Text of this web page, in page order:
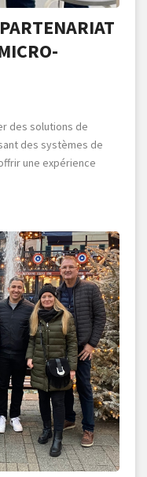
des solutions de
des systèmes de
une expérience